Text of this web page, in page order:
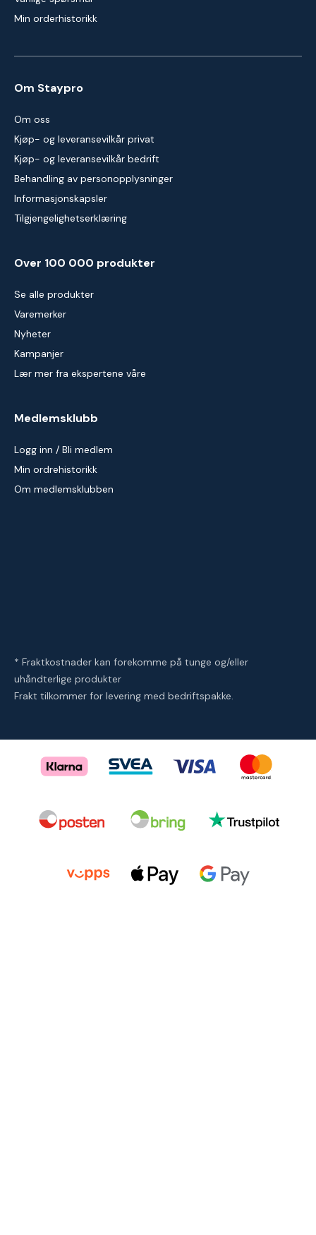
Min orderhistorikk
Om Staypro
Om oss
Kjøp- og leveransevilkår privat
Kjøp- og leveransevilkår bedrift
Behandling av personopplysninger
Informasjonskapsler
Tilgjengelighetserklæring
Over 100 000 produkter
Se alle produkter
Varemerker
Nyheter
Kampanjer
Lær mer fra ekspertene våre
Medlemsklubb
Logg inn / Bli medlem
Min ordrehistorikk
Om medlemsklubben
* Fraktkostnader kan forekomme på tunge og/eller
uhåndterlige produkter
Frakt tilkommer for levering med bedriftspakke.